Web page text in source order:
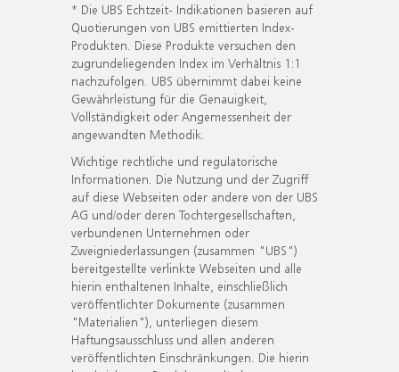
* Die UBS Echtzeit- Indikationen basieren auf
Quotierungen von UBS emittierten Index-
Produkten. Diese Produkte versuchen den
zugrundeliegenden Index im Verhältnis 1:1
nachzufolgen. UBS übernimmt dabei keine
Gewährleistung für die Genauigkeit,
Vollständigkeit oder Angemessenheit der
angewandten Methodik.
Wichtige rechtliche und regulatorische
Informationen. Die Nutzung und der Zugriff
auf diese Webseiten oder andere von der UBS
AG und/oder deren Tochtergesellschaften,
verbundenen Unternehmen oder
Zweigniederlassungen (zusammen "UBS")
bereitgestellte verlinkte Webseiten und alle
hierin enthaltenen Inhalte, einschließlich
veröffentlichter Dokumente (zusammen
"Materialien"), unterliegen diesem
Haftungsausschluss und allen anderen
veröffentlichten Einschränkungen. Die hierin